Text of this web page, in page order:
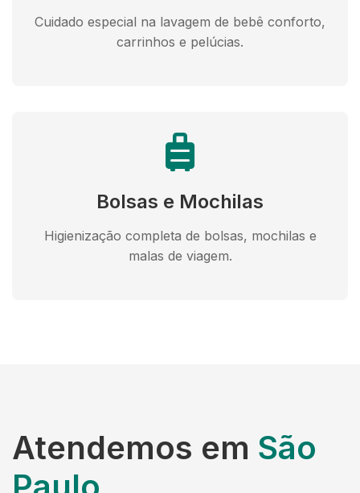
Cuidado especial na lavagem de bebê conforto,
carrinhos e pelúcias.
Bolsas e Mochilas
Higienização completa de bolsas, mochilas e
malas de viagem.
Atendemos em São